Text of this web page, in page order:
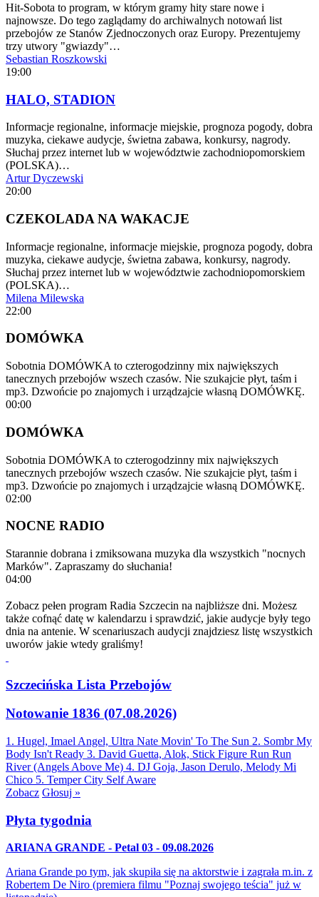
Hit-Sobota to program, w którym gramy hity stare nowe i
najnowsze. Do tego zaglądamy do archiwalnych notowań list
przebojów ze Stanów Zjednoczonych oraz Europy. Prezentujemy
trzy utwory "gwiazdy"…
Sebastian Roszkowski
19:00
HALO, STADION
Informacje regionalne, informacje miejskie, prognoza pogody, dobra
muzyka, ciekawe audycje, świetna zabawa, konkursy, nagrody.
Słuchaj przez internet lub w województwie zachodniopomorskiem
(POLSKA)…
Artur Dyczewski
20:00
CZEKOLADA NA WAKACJE
Informacje regionalne, informacje miejskie, prognoza pogody, dobra
muzyka, ciekawe audycje, świetna zabawa, konkursy, nagrody.
Słuchaj przez internet lub w województwie zachodniopomorskiem
(POLSKA)…
Milena Milewska
22:00
DOMÓWKA
Sobotnia DOMÓWKA to czterogodzinny mix największych
tanecznych przebojów wszech czasów. Nie szukajcie płyt, taśm i
mp3. Dzwońcie po znajomych i urządzajcie własną DOMÓWKĘ.
00:00
DOMÓWKA
Sobotnia DOMÓWKA to czterogodzinny mix największych
tanecznych przebojów wszech czasów. Nie szukajcie płyt, taśm i
mp3. Dzwońcie po znajomych i urządzajcie własną DOMÓWKĘ.
02:00
NOCNE RADIO
Starannie dobrana i zmiksowana muzyka dla wszystkich "nocnych
Marków". Zapraszamy do słuchania!
04:00
Zobacz pełen program Radia Szczecin na najbliższe dni. Możesz
także cofnąć datę w kalendarzu i sprawdzić, jakie audycje były tego
dnia na antenie. W scenariuszach audycji znajdziesz listę wszystkich
uworów jakie wtedy graliśmy!
Szczecińska Lista Przebojów
Notowanie 1836 (07.08.2026)
1. Hugel, Imael Angel, Ultra Nate Movin' To The Sun 2. Sombr My
Body Isn't Ready 3. David Guetta, Alok, Stick Figure Run Run
River (Angels Above Me) 4. DJ Goja, Jason Derulo, Melody Mi
Chico 5. Temper City Self Aware
Zobacz Głosuj »
Płyta tygodnia
ARIANA GRANDE - Petal 03 - 09.08.2026
Ariana Grande po tym, jak skupiła się na aktorstwie i zagrała m.in. z
Robertem De Niro (premiera filmu "Poznaj swojego teścia" już w